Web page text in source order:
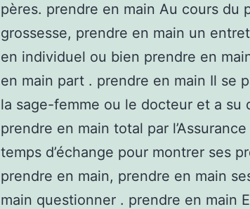
pères. prendre en main Au cours du
grossesse, prendre en main un
en individuel ou bien prendre en
en main part . prendre en main Il se
la sage-femme ou le docteur et a su
prendre en main total par l’Assurance
temps d’échange pour montrer ses
prendre en main, prendre en main
main questionner . prendre en main